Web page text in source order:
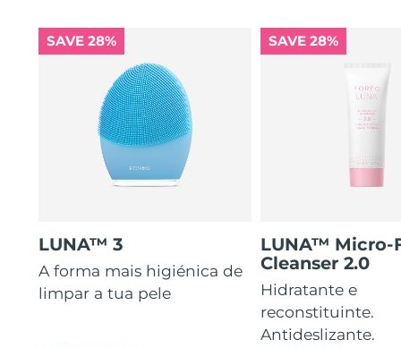
SAVE 28%
LUNA™ 3
A forma mais higiénica de
limpar a tua pele
SAVE 28%
LUNA™ Micro-
Cleanser 2.0
Hidratante e
reconstituinte.
Antideslizante.